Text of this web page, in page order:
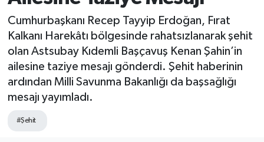
Cumhurbaşkanı Recep Tayyip Erdoğan, Fırat
Kalkanı Harekâtı bölgesinde rahatsızlanarak şehit
olan Astsubay Kıdemli Başçavuş Kenan Şahin’in
ailesine taziye mesajı gönderdi. Şehit haberinin
ardından Milli Savunma Bakanlığı da başsağlığı
mesajı yayımladı.
#Şehit